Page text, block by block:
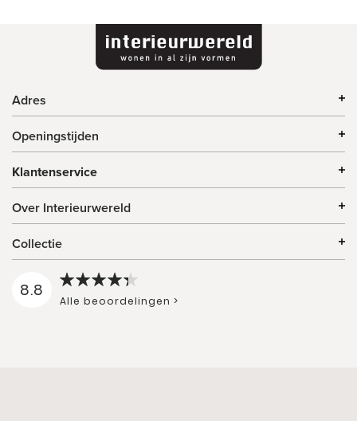
Adres
Openingstijden
Klantenservice
Over Interieurwereld
Collectie
8.8
Alle beoordelingen >